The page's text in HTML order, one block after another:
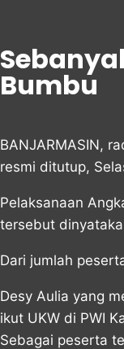
Bumbu
BANJARMASIN,
resmi ditutup,
Pelaksanaan
tersebut
Dari jumlah
Desy Aulia yang
ikut UKW di PWI
Sebagai peserta